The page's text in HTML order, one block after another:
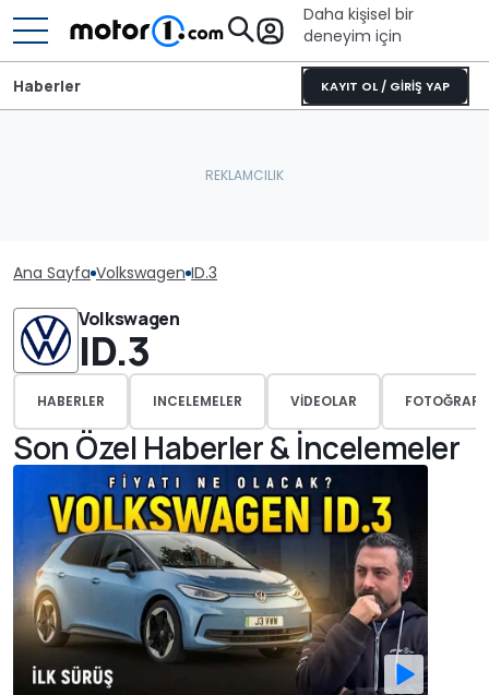
Daha kişisel bir
deneyim için
KAYIT OL / GİRİŞ YAP
Haberler
Ana Sayfa Volkswagen ID.3
Volkswagen
ID.3
HABERLER INCELEMELER VIDEOLAR
Son Özel Haberler & İncelemeler